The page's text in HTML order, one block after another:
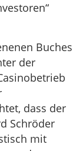
Buches
der
dass der
Schröder
mit